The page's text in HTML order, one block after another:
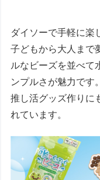
ダイソーで手軽に楽
子どもから大人まで
ルなビーズを並べて
ンプルさが魅力です
推し活グッズ作りに
れています。